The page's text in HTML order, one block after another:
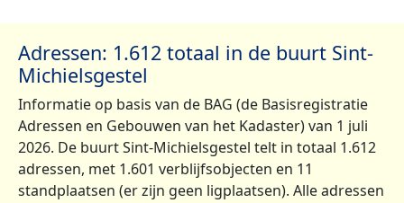
Adressen: 1.612 totaal in de buurt Sint-
Michielsgestel
Informatie op basis van de BAG (de Basisregistratie
Adressen en Gebouwen van het Kadaster) van 1 juli
2026. De buurt Sint-Michielsgestel telt in totaal 1.612
adressen, met 1.601 verblijfsobjecten en 11
standplaatsen (er zijn geen ligplaatsen). Alle adressen